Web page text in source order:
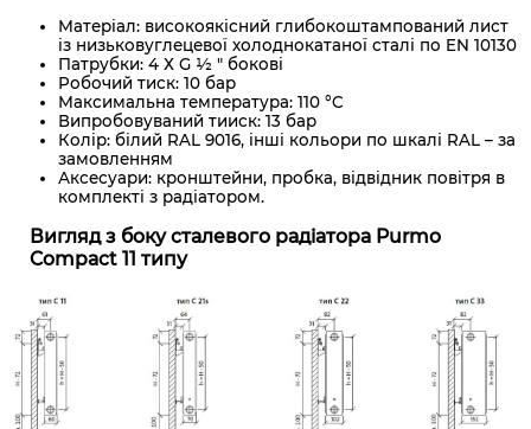
Матеріал: високоякісний глибокоштампований лист
із низьковуглецевої холоднокатаної сталі по EN 10130
Патрубки: 4 Х G ½ " бокові
Робочий тиск: 10 бар
Максимальна температура: 110 °C
Випробовуваний тииск: 13 бар
Колір: білий RAL 9016, інші кольори по шкалі RAL – за
замовленням
Аксесуари: кронштейни, пробка, відвідник повітря в
комплекті з радіатором.
Вигляд з боку сталевого радіатора Purmo
Compact 11 типу